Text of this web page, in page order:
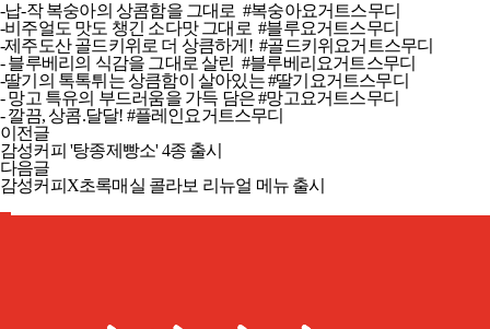
-납-작 복숭아의 상콤함을 그대로 #복숭아요거트스무디
-비주얼도 맛도 챙긴 소다맛 그대로 #블루요거트스무디
-제주도산 골드키위로 더 상큼하게!#골드키위요거트스무디
- 블루베리의 식감을 그대로 살린 #블루베리요거트스무디
-딸기의 톡톡튀는 상큼함이 살아있는#딸기요거트스무디
- 망고 특유의 부드러움을 가득 담은#망고요거트스무디
- 깔끔, 상콤.달달! #플레인요거트스무디
이전글
감성커피 '탕종제빵소' 4종 출시
다음글
감성커피X초록매실 콜라보 리뉴얼 메뉴 출시